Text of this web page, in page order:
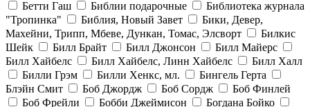
Бетти Гаш Библии подарочные
Библиотека журнала
"Тропинка"
Библия, Новый Завет
Бики, Девер,
Махейни, Трипп, Мбеве, Дункан, Томас, Элсворт
Билкис
Шейк
Билл Брайт Билл Джонсон
Билл Майерс
Билл Хайбелс
Билл Хайбелс, Линн Хайбелс
Билл Халл
Билли Грэм
Билли Хенкс, мл.
Бингель Герта
Блэйн Смит
Боб Джордж Боб Сордж
Боб Финлей
Боб Фрейли
Бобби Джеймисон
Богдана Бойко